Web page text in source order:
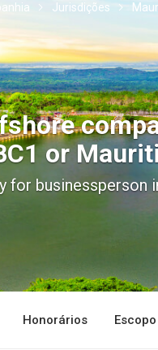
Jurisdições
or
for businessperson
Honorários